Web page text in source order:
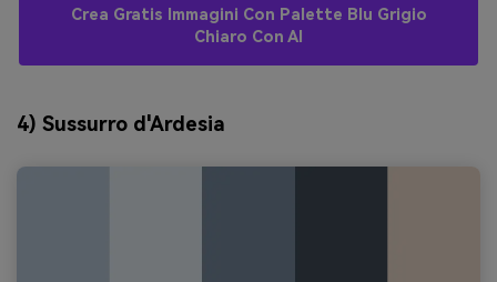
Crea Gratis Immagini Con Palette Blu Grigio
Chiaro Con AI
4) Sussurro d'Ardesia